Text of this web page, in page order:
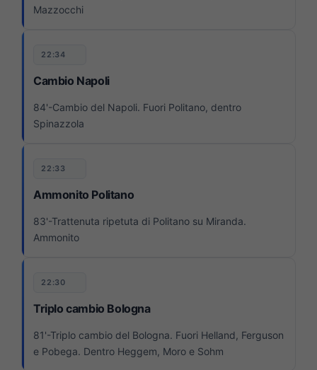
Mazzocchi
22:34
Cambio Napoli
84'-Cambio del Napoli. Fuori Politano, dentro
Spinazzola
22:33
Ammonito Politano
83'-Trattenuta ripetuta di Politano su Miranda.
Ammonito
22:30
Triplo cambio Bologna
81'-Triplo cambio del Bologna. Fuori Helland, Ferguson
e Pobega. Dentro Heggem, Moro e Sohm